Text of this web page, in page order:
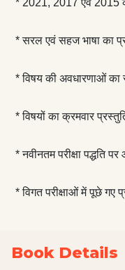
* सरल एवं सहज भाषा का
* विषय की अवधारणाओं
* विषयों का क्रमवार
* नवीनतम परीक्षा पद्धति पर
* विगत परीक्षाओं में पूछे गए
Book Details